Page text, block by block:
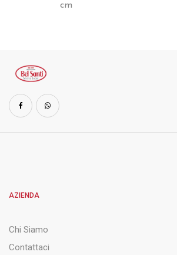
cm
AZIENDA
Chi Siamo
Contattaci